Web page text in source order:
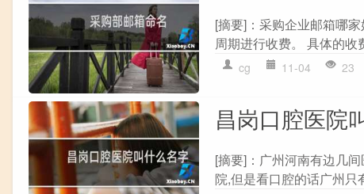
[摘要]：采购企业邮箱哪
周期进行收费。 具体的
cg 11-04 23
昌岗口腔医院
[摘要]：广州河南有边几
院,但是看口腔的话广州只